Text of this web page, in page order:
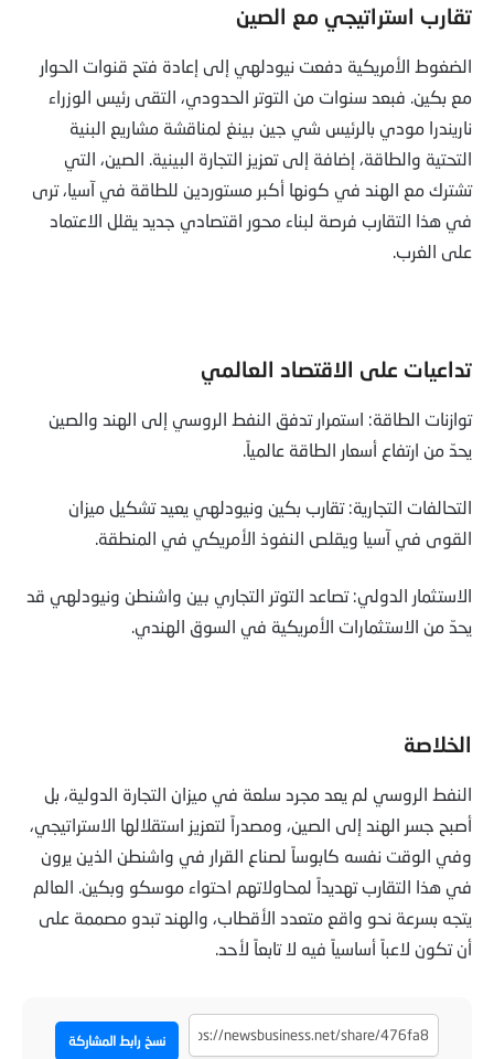
تقارب استراتيجي مع الصين
الضغوط الأمريكية دفعت نيودلهي إلى إعادة فتح قنوات الحوار
مع بكين. فبعد سنوات من التوتر الحدودي، التقى رئيس الوزراء
ناريندرا مودي بالرئيس شي جين بينغ لمناقشة مشاريع البنية
التحتية والطاقة، إضافة إلى تعزيز التجارة البينية. الصين، التي
تشترك مع الهند في كونها أكبر مستوردين للطاقة في آسيا، ترى
في هذا التقارب فرصة لبناء محور اقتصادي جديد يقلل الاعتماد
على الغرب.
تداعيات على الاقتصاد العالمي
توازنات الطاقة: استمرار تدفق النفط الروسي إلى الهند والصين
يحدّ من ارتفاع أسعار الطاقة عالمياً.
التحالفات التجارية: تقارب بكين ونيودلهي يعيد تشكيل ميزان
القوى في آسيا ويقلص النفوذ الأمريكي في المنطقة.
الاستثمار الدولي: تصاعد التوتر التجاري بين واشنطن ونيودلهي قد
يحدّ من الاستثمارات الأمريكية في السوق الهندي.
الخلاصة
النفط الروسي لم يعد مجرد سلعة في ميزان التجارة الدولية، بل
أصبح جسر الهند إلى الصين، ومصدراً لتعزيز استقلالها الاستراتيجي،
وفي الوقت نفسه كابوساً لصناع القرار في واشنطن الذين يرون
في هذا التقارب تهديداً لمحاولاتهم احتواء موسكو وبكين. العالم
يتجه بسرعة نحو واقع متعدد الأقطاب، والهند تبدو مصممة على
أن تكون لاعباً أساسياً فيه لا تابعاً لأحد.
نسخ رابط المشاركة